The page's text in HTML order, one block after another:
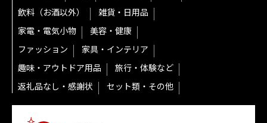
飲料（お酒以外）
雑貨・日用品
家電・電気小物
美容・健康
ファッション
家具・インテリア
趣味・アウトドア用品
旅行・体験など
返礼品なし・感謝状
セット類・その他